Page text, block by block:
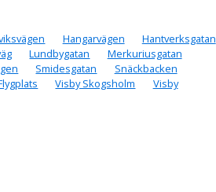
Hangarvägen
Hantverksgatan
Lundbygatan
Merkuriusgatan
Smidesgatan
Snäckbacken
Visby Skogsholm
Visby